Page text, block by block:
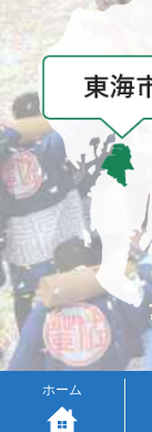
ホーム